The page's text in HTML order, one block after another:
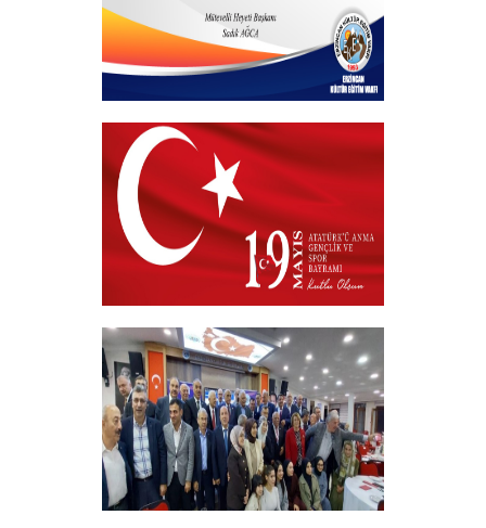
Hayırlı Bayramlar
+
19 MAYIS 2026
+